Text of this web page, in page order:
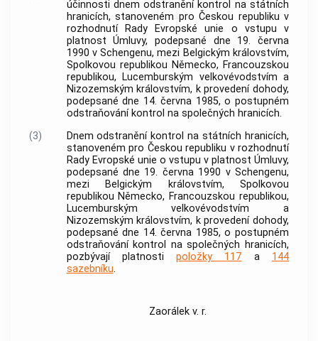
účinnosti dnem odstranění kontrol na státních
hranicích, stanoveném pro Českou republiku v
rozhodnutí Rady Evropské unie o vstupu v
platnost Úmluvy, podepsané dne 19. června
1990 v Schengenu, mezi Belgickým královstvím,
Spolkovou republikou Německo, Francouzskou
republikou, Lucemburským velkovévodstvím a
Nizozemským královstvím, k provedení dohody,
podepsané dne 14. června 1985, o postupném
odstraňování kontrol na společných hranicích.
(3)
Dnem odstranění kontrol na státních hranicích,
stanoveném pro Českou republiku v rozhodnutí
Rady Evropské unie o vstupu v platnost Úmluvy,
podepsané dne 19. června 1990 v Schengenu,
mezi Belgickým královstvím, Spolkovou
republikou Německo, Francouzskou republikou,
Lucemburským velkovévodstvím a
Nizozemským královstvím, k provedení dohody,
podepsané dne 14. června 1985, o postupném
odstraňování kontrol na společných hranicích,
pozbývají platnostipoložky 117 a 144
sazebníku.
Zaorálek v. r.